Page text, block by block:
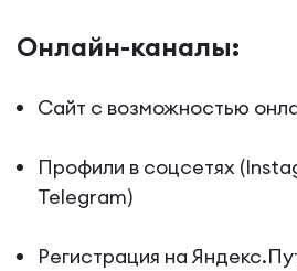
Онлайн-каналы:
Сайт с возможностью
Профили в соцсетях
Telegram)
Регистрация на